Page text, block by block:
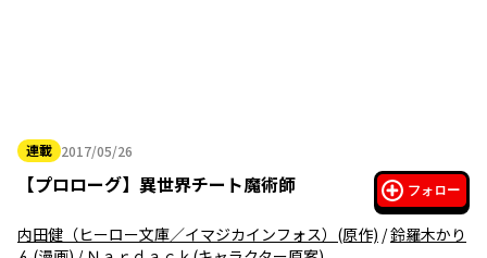
連載 2017/05/26
2017年05月26日
【プロローグ】 異世界チート魔術師 フォロー
内田健（ヒーロー文庫／イマジカインフォス） (原作) /鈴羅木かり